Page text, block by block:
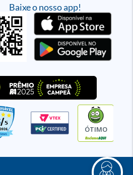
Baixe o nosso app!
ÓTIMO